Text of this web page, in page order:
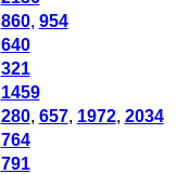
860, 954
640
321
1459
280, 657, 1972, 2034
764
791